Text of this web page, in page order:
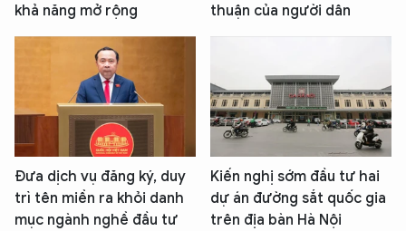
khả năng mở rộng
thuận của người dân
Đưa dịch vụ đăng ký, duy
trì tên miền ra khỏi danh
mục ngành nghề đầu tư
Kiến nghị sớm đầu tư hai
dự án đường sắt quốc gia
trên địa bàn Hà Nội